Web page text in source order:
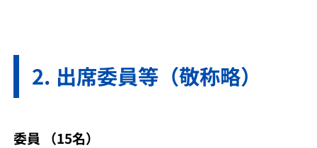
出席委員等（敬称略）
委員 （15名）